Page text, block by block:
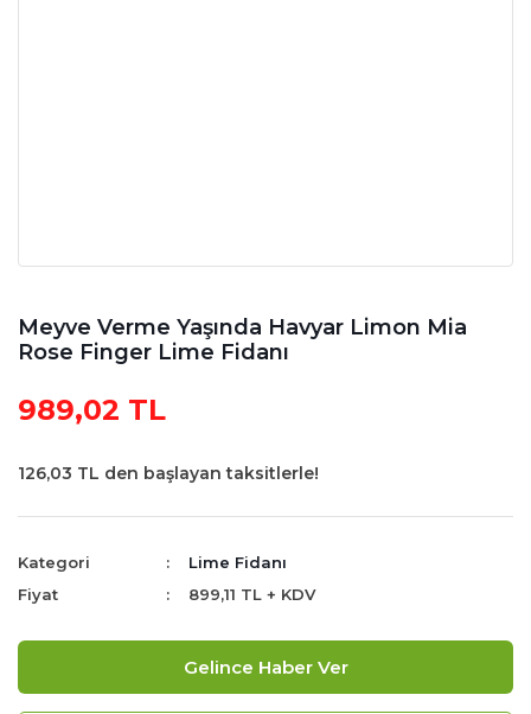
Meyve Verme Yaşında Havyar Limon Mia
Rose Finger Lime Fidanı
989,02 TL
126,03 TL den başlayan taksitlerle!
Kategori
Lime Fidanı
Fiyat
899,11 TL + KDV
Gelince Haber Ver